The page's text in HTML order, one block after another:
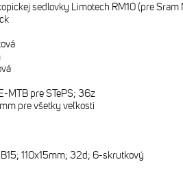
sedlovky Limotech RM10 (pre Sram
MTB pre STePS; 36z
pre všetky veľkosti
110x15mm; 32d; 6-skrutkový